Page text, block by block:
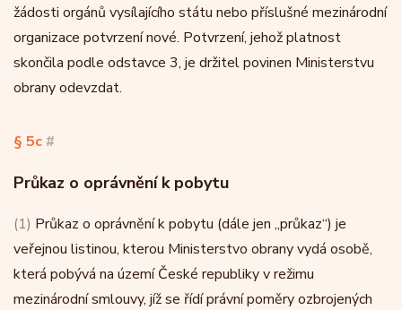
žádosti orgánů vysílajícího státu nebo příslušné mezinárodní
organizace potvrzení nové. Potvrzení, jehož platnost
skončila podle odstavce 3, je držitel povinen Ministerstvu
obrany odevzdat.
§ 5c #
Průkaz o oprávnění k pobytu
(1) Průkaz o oprávnění k pobytu (dále jen „průkaz“) je
veřejnou listinou, kterou Ministerstvo obrany vydá osobě,
která pobývá na území České republiky v režimu
mezinárodní smlouvy, jíž se řídí právní poměry ozbrojených